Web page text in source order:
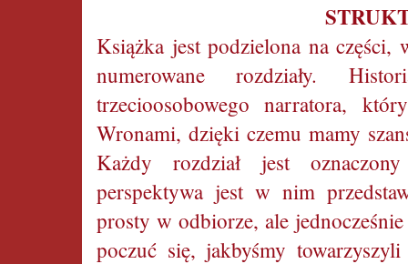
Książka jest podzielona na części,
numerowane rozdziały.
trzecioosobowego narratora,
Wronami, dzięki czemu mamy
Każdy rozdział jest
perspektywa jest w nim
prosty w odbiorze, ale
poczuć się, jakbyśmy